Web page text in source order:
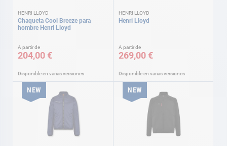
HENRI LLOYD
Chaqueta Cool Breeze para
hombre Henri Lloyd
A partir de
204,00 €
Disponible en varias versiones
HENRI LLOYD
Henri Lloyd
A partir de
269,00 €
Disponible en varias versiones
NEW NEW